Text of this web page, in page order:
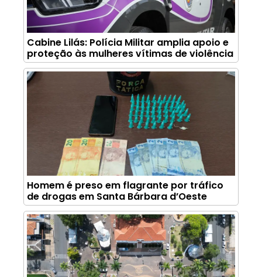
Cabine Lilás: Polícia Militar amplia apoio e
proteção às mulheres vítimas de violência
Homem é preso em flagrante por tráfico
de drogas em Santa Bárbara d’Oeste